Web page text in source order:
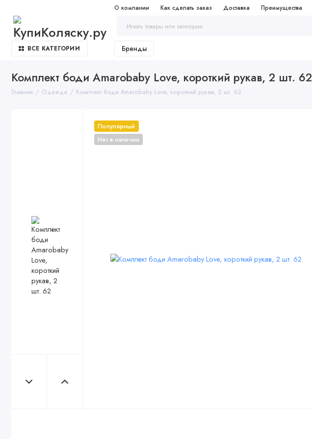
О компании Как сделать заказ Доставка Преимущества
ВСЕ КАТЕГОРИИ Бренды
Комплект боди Amarobaby Love, короткий рукав, 2 шт. 62
Главная Одежда Комплект боди Amarobaby Love, короткий рукав, 2 шт. 62
Популярный
Нет в наличии